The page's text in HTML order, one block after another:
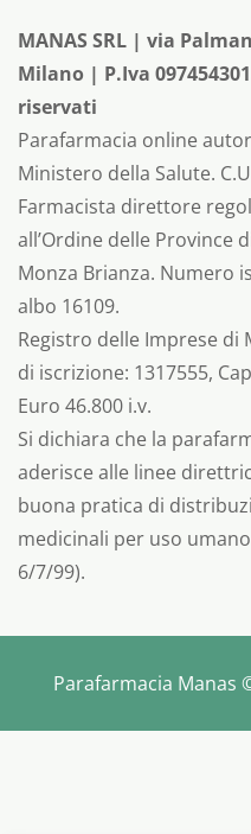
MANAS SRL | via
Milano | P.Iva
riservati
Parafarmacia online
Ministero della Salute.
Farmacista direttore
all’Ordine delle Province
Monza Brianza. Numero
albo 16109.
Registro delle Imprese di
di iscrizione: 1317555,
Euro 46.800 i.v.
Si dichiara che la
aderisce alle linee
buona pratica di
medicinali per uso
6/7/99).
Parafarmacia Manas